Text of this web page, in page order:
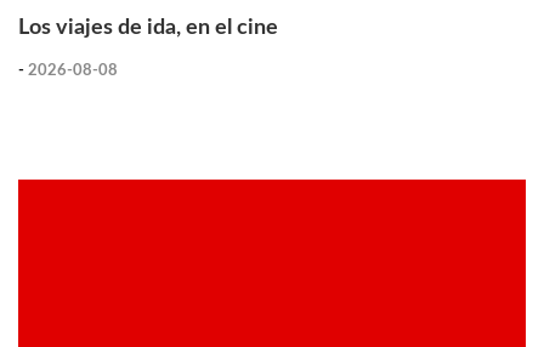
Los viajes de ida, en el cine
- 2026-08-08